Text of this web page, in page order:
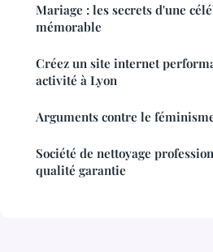
Mariage : les secrets d'une
mémorable
Créez un site internet
activité à Lyon
Arguments contre le
Société de nettoyage
qualité garantie